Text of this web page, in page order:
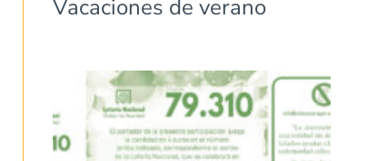
Vacaciones de verano